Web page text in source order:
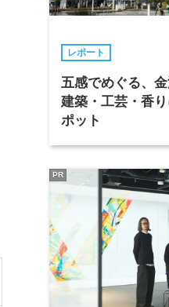
レポート
五感でめぐる、金
建築・工芸・香
ポット
PR